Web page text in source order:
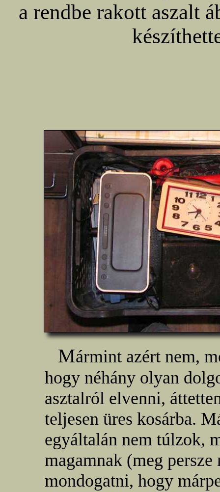
a rendbe rakott aszalt
Mármint azért nem,
hogy néhány olyan
asztalról elvenni,
teljesen üres kosárba.
egyáltalán nem túlzok,
magamnak (meg
mondogatni, hogy